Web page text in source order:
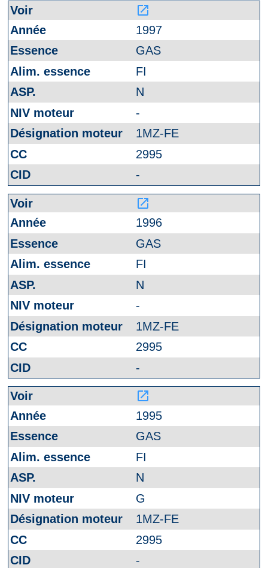
launch
1997
GAS
FI
N
-
1MZ-FE
2995
-
launch
1996
GAS
FI
N
-
1MZ-FE
2995
-
launch
1995
GAS
FI
N
G
1MZ-FE
2995
-